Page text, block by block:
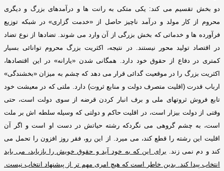
دو بخش تقسیم می کند : یکی متکی به رانت ها و درآمدهای بزرگ و دیگری
محروم از کار مولد و درآمد ناچیز حاصل از «خدمت گزاری» در شبکه توزیع
فرآورده ها و خدماتی که بخش بزرگی از آن وارد می شوند
.تضادها از نوع تضاد
در اقتصاد تولید محور نیستند
در نتیجه، اکثریت بزرگ محروم توانائی بسیار
کمتری در دفاع از حقوق خود دارد
همگانی شدن «یارانه» در این اقتصادها،
اکثریت بزرگ را در موقعیت گدائی قرار می دهد که چشم به میزان «بخشندگی»
ارباب قدرت(اقلیت متصرف دولت و منابع ثروت) دارد
ملتی که در معیشت خود
تابع فروش ثروتهای ملی و برف انبار کردن قرضه از سوی دولت است، حتی
وقتی از دولت بیزار است، در اقلیت حاکم و دولتی که وسیله سلطه اش بر ملت
است، به چشم گروهی می نگردکه رشته حیاتش در دست او است و اگر آن
اقلیت این رشته را قطع کند، می میرد
از این رو، فقر روز افزون را تحمل می
کند و دم نمی زند
برای این که به خود آید و حقوق خویش را بازیابد، می باید
انتخاب پیدا کند
بدین خاطر است که هیچ امری مهم تر از پیشنهاد انتخاب نیست